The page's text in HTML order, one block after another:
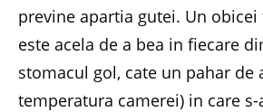
previne apartia gutei. Un
este acela de a bea in fiecare
stomacul gol, cate un pahar de
temperatura camerei) in care